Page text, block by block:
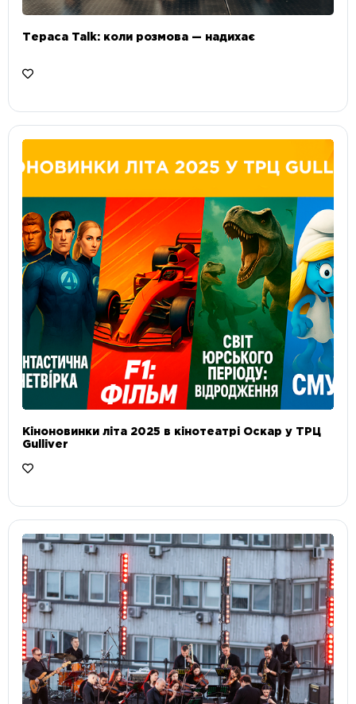
Тераса Talk: коли розмова — надихає
Кіноновинки літа 2025 в кінотеатрі Оскар у ТРЦ
Gulliver